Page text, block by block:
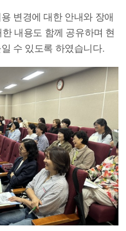
변경에 대한 안내와 장애
내용도 함께 공유하며 현
수 있도록 하였습니다.